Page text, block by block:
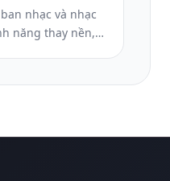
nhạc và nhạc
năng thay nền,